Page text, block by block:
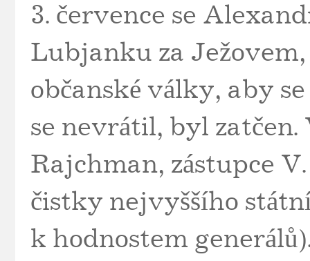
3. července se
Lubjanku za Ježovem,
občanské války, aby
se nevrátil, byl
Rajchman, zástupce
čistky nejvyššího
k hodnostem